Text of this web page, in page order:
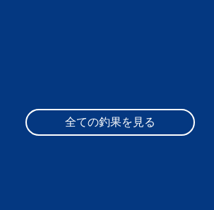
全ての釣果を見る